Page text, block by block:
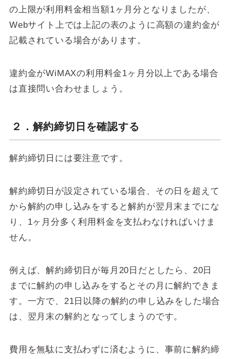
の上限が利用料金相当額1ヶ月分となりましたが、
Webサイト上では上記の表のように高額の違約金が
記載されている場合があります。
違約金がWiMAXの利用料金1ヶ月分以上である場合
は直接問い合わせましょう。
２．解約締切日を確認する
解約締切日には要注意です。
解約締切日が設定されている場合、その日を超えて
から解約の申し込みをすると解約が翌月末までにな
り、1ヶ月分多く利用料金を支払わなければいけま
せん。
例えば、解約締切日が毎月20日だとしたら、20日
までに解約の申し込みをするとその月に解約できま
す。一方で、21日以降の解約の申し込みをした場合
は、翌月末の解約となってしまうのです。
費用を無駄に支払わずに済むように、事前に解約締